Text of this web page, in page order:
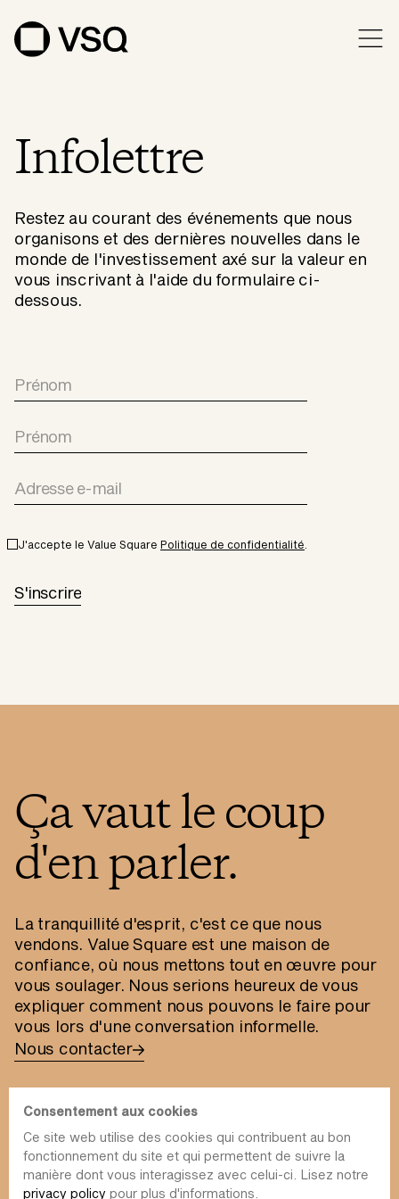
Infolettre
Restez au courant des événements que nous
organisons et des dernières nouvelles dans le
monde de l'investissement axé sur la valeur en
vous inscrivant à l'aide du formulaire ci-
dessous.
J'accepte le Value Square Politique de confidentialité
Ça vaut le coup
d'en parler.
La tranquillité d'esprit, c'est ce que nous
vendons. Value Square est une maison de
confiance, où nous mettons tout en œuvre pour
vous soulager. Nous serions heureux de vous
expliquer comment nous pouvons le faire pour
vous lors d'une conversation informelle.
Nous contacter
info@value-square.be
Consentement aux cookies
Ce site web utilise des cookies qui contribuent au bon
fonctionnement du site et qui permettent de suivre la
manière dont vous interagissez avec celui-ci. Lisez notre
privacy policy pour plus d'informations.